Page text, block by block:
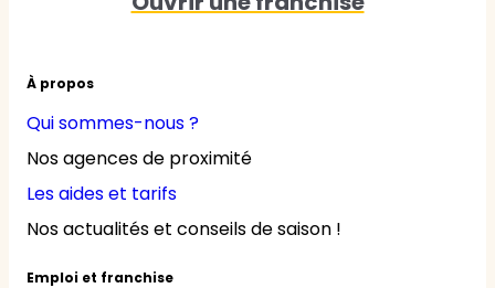
À propos
Qui sommes-nous ?
Nos agences de proximité
Les aides et tarifs
Nos actualités et conseils de saison !
Emploi et franchise